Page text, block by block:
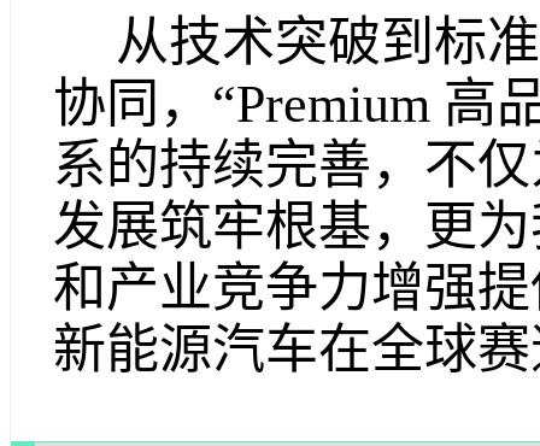
从技术突破到标
协同，“Premium 高
系的持续完善，不
发展筑牢根基，更
和产业竞争力增强
新能源汽车在全球